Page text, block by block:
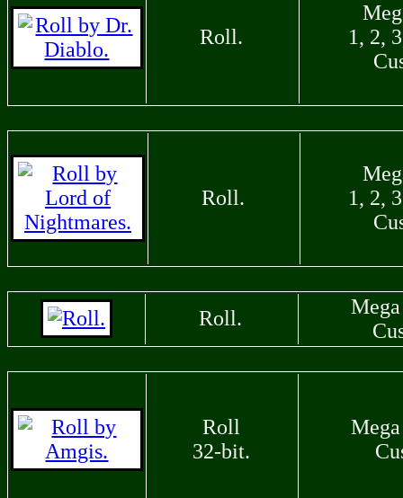
Roll.
1, 2,
Roll.
1, 2,
Roll.
Roll
32-bit.